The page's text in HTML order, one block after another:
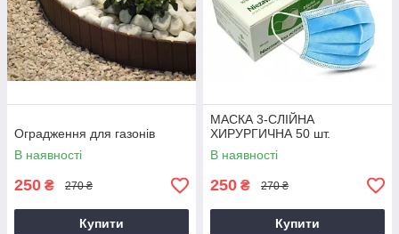
Оградження для газонів
В наявності
250 ₴ 270 ₴
Купити
МАСКА 3-СЛІЙНА
ХИРУРГИЧНА 50 шт.
В наявності
250 ₴ 270 ₴
Купити